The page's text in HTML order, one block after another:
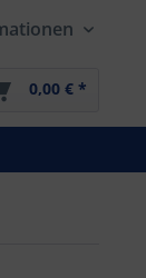
0,00 € *